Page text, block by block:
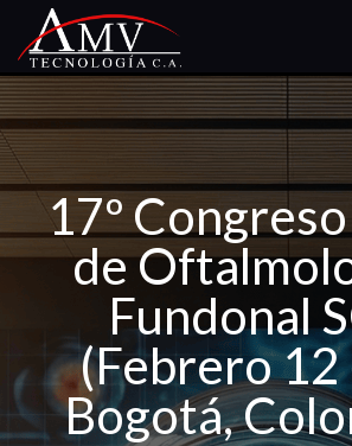
17º
de
Fundonal
(Febrero 12
Bogotá,